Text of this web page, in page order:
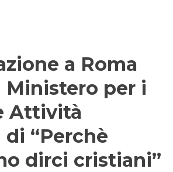
a Roma
Ministero per i
Attività
“Perchè
dirci cristiani”